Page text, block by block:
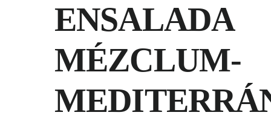
ENSALADA
MÉZCLUM-